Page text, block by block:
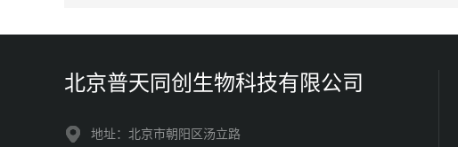
北京普天同创生物科技有限公司
地址：北京市朝阳区汤立路